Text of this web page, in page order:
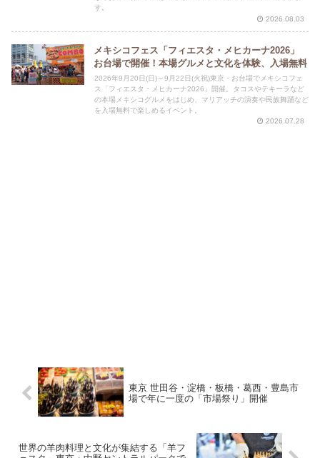
す。
2026.08.03
メキシコフェス「フィエスタ・メヒカーナ2026」
お台場で開催！本場グルメと文化を体験、入場無料
2026年9月20日(日)～9月22日(火祝)東京・お台場でメキシコフェ
ス「フィエスタ・メヒカーナ2026」開催。タコスやテキーラなど
の本場メキシコグルメをはじめ、マリアッチの演奏や民族舞踊など
を入場無料で楽しめるイベント。
2026.07.28
東京 世田谷・淀橋・板橋・葛西・豊島市
場で年に一度の「市場祭り」開催
世界の羊肉料理と文化が集結する「羊フ